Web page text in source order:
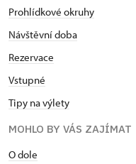
Prohlídkové okruhy
Návštěvní doba
Rezervace
Vstupné
Tipy na výlety
MOHLO BY VÁS ZAJÍMAT
O dole